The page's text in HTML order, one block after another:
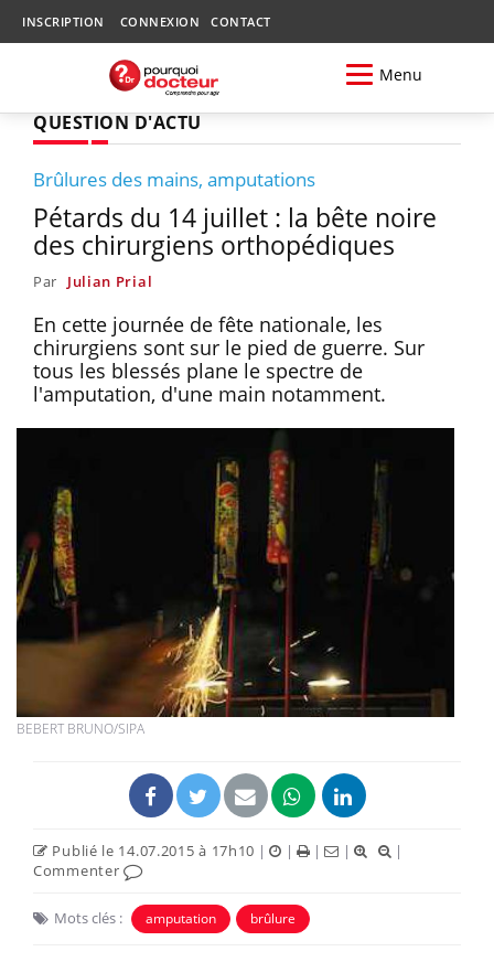
INSCRIPTION CONNEXION CONTACT
Menu
QUESTION D'ACTU
Brûlures des mains, amputations
Pétards du 14 juillet : la bête noire
des chirurgiens orthopédiques
Par Julian Prial
En cette journée de fête nationale, les
chirurgiens sont sur le pied de guerre. Sur
tous les blessés plane le spectre de
l'amputation, d'une main notamment.
BEBERT BRUNO/SIPA
Publié le 14.07.2015 à 17h10 | | | |
|
Commenter
Mots clés : amputation brûlure